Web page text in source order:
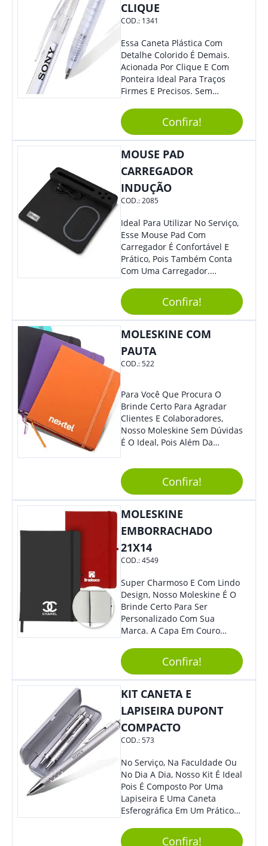
CLIQUE
COD.: 1341
Essa Caneta Plástica Com
Detalhe Colorido É Demais.
Acionada Por Clique E Com
Ponteira Ideal Para Traços
Firmes E Precisos. Sem
Brinde Para Representar Sua
Marca. Dimensões: 1.6 Cm X
14 Cm X 1.6 Cm
Confira!
MOUSE PAD
CARREGADOR
INDUÇÃO
COD.:2085
Ideal Para Utilizar No Serviço,
Esse Mouse Pad Com
Carregador É Confortável E
Prático, Pois Também Conta
Com Uma Carregador.
Resistente, Com A Qualidade
Que Os Colaboradores
Buscam, E O Design É
Moderno, Destacando Ainda
Confira!
MOLESKINE COM
PAUTA
COD.:522
Para Você Que Procura O
Brinde Certo Para Agradar
Clientes E Colaboradores,
Nosso Moleskine Sem Dúvidas
É O Ideal, Pois Além Da
Utilizado Em Diversos
Momentos Do Dia.
Personalize-O Com Sua Marca
E Tenha Ainda Mais Destaque
Em Feiras De Exposições E
Eventos Corporativos.
Confira!
MOLESKINE
EMBORRACHADO
21X14
COD.:4549
Super Charmoso E Com Lindo
Design, Nosso Moleskine É O
Brinde Certo Para Ser
Personalizado Com Sua
Marca. A Capa Em Couro
Elástico Permite Ter Maior
Segurança Ao Carregá-Lo.
Ofereça A Seus Clientes E
Colaboradores, Sem Dúvidas
Confira!
KIT CANETA E
LAPISEIRA DUPONT
COMPACTO
COD.:573
No Serviço, Na Faculdade Ou
No Dia A Dia, Nosso Kit É Ideal
Pois É Composto Por Uma
Lapiseira E Uma Caneta
Esferográfica Em Um Prático
Clientes E Colaboradores Irão
Confira!